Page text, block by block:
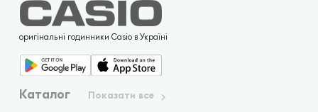
оригінальні годинники Casio в Україні
Каталог Показати все